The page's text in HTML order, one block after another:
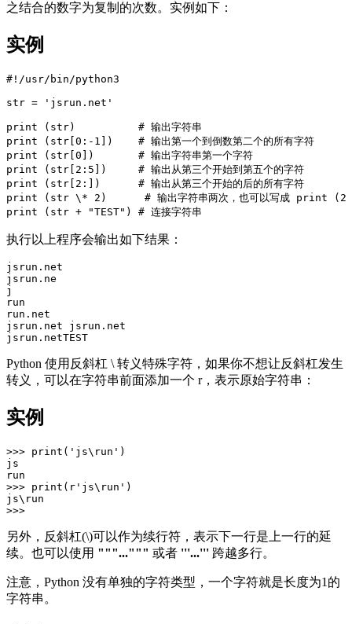
之结合的数字为复制的次数。实例如下：
实例
#!/usr/bin/python3
str = 'jsrun.net'
print (str)          # 输出字符串
print (str[0:-1])    # 输出第一个到倒数第二个的所有字符
print (str[0])       # 输出字符串第一个字符
print (str[2:5])     # 输出从第三个开始到第五个的字符
print (str[2:])      # 输出从第三个开始的后的所有字符
print (str \* 2)      # 输出字符串两次，也可以写成
执行以上程序会输出如下结果：
jsrun.net
jsrun.ne
j
run
run.net
jsrun.net jsrun.net
Python 使用反斜杠 \ 转义特殊字符，如果你不想让反斜杠发生
转义，可以在字符串前面添加一个 r，表示原始字符串：
实例
>>> print('js\run')
js
run
>>> print(r'js\run')
js\run
另外，反斜杠(\)可以作为续行符，表示下一行是上一行的延
续。也可以使用 """...""" 或者 '''...''' 跨越多行。
注意，Python 没有单独的字符类型，一个字符就是长度为1的
字符串。